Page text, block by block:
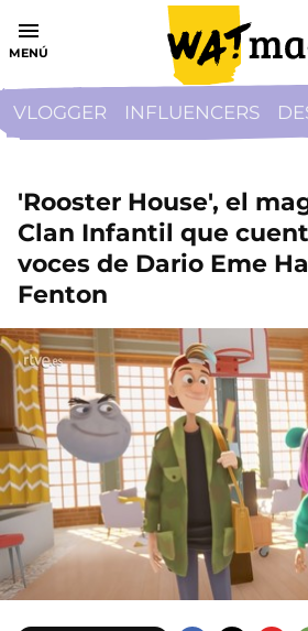
MENÚ
VLOGGER INFLUENCERS
'Rooster House', el
Clan Infantil que
voces de Dario Eme
Fenton